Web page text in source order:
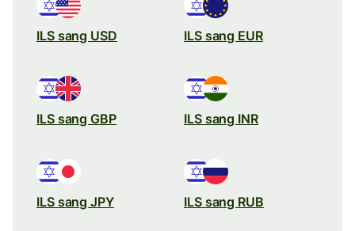
ILS sang USD ILS sang EUR
ILS sang GBP ILS sang INR
ILS sang JPY ILS sang RUB